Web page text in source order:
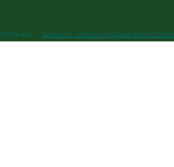
Diseño web:-> kantaronet - Diseño de páginas web en Galicia